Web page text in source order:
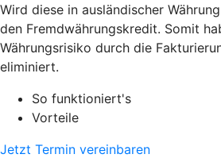
Wird diese in ausländischer
den Fremdwährungskredit. Somit
Währungsrisiko durch die
eliminiert.
So funktioniert's
Vorteile
Jetzt Termin vereinbaren